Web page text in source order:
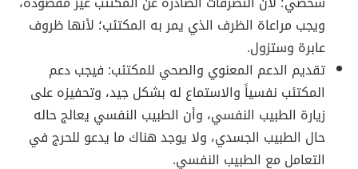
ويجب مراعاة الظرف الذي يمر به المكتئب؛ لأنها ظروف
عابرة وستزول.
تقديم الدعم المعنوي والصحي للمكتئب: فيجب دعم
المكتئب نفسياً والاستماع له بشكل جيد، وتحفيزه على
زيارة الطبيب النفسي، وأن الطبيب النفسي يعالج حاله
حال الطبيب الجسدي، ولا يوجد هناك ما يدعو للحرج في
التعامل مع الطبيب النفسي.